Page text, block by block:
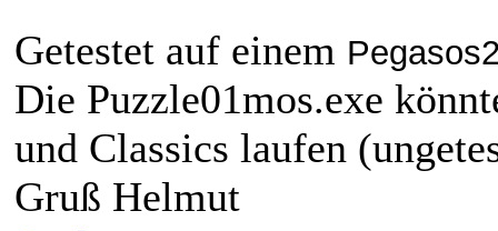
Getestet auf einem
Die Puzzle01mos.exe
und Classics laufen
Gruß Helmut